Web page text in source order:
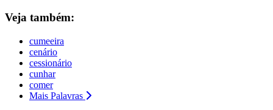
Veja também:
cumeeira
cenário
cessionário
cunhar
comer
Mais Palavras